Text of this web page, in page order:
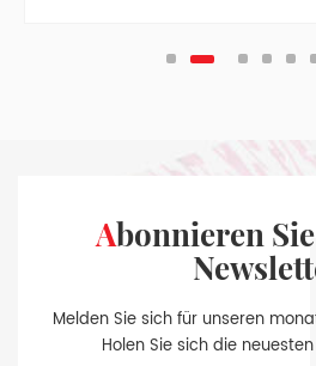
Abonnieren Sie Unseren
Melden Sie sich für unseren
Holen Sie sich die